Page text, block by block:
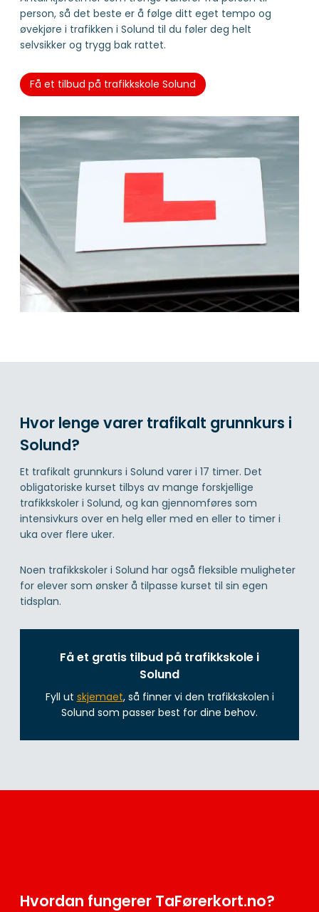
person, så det beste er å følge ditt eget tempo og
øvekjøre i trafikken i Solund til du føler deg helt
selvsikker og trygg bak rattet.
Få et tilbud på trafikkskole Solund
Hvor lenge varer trafikalt grunnkurs i
Solund?
Et trafikalt grunnkurs i Solund varer i 17 timer. Det
obligatoriske kurset tilbys av mange forskjellige
trafikkskoler i Solund, og kan gjennomføres som
intensivkurs over en helg eller med en eller to timer i
uka over flere uker.
Noen trafikkskoler i Solund har også fleksible muligheter
for elever som ønsker å tilpasse kurset til sin egen
tidsplan.
Få et gratis tilbud på trafikkskole i
Solund
Fyll ut skjemaet, så finner vi den trafikkskolen i
Solund som passer best for dine behov.
Hvordan fungerer TaFørerkort.no?